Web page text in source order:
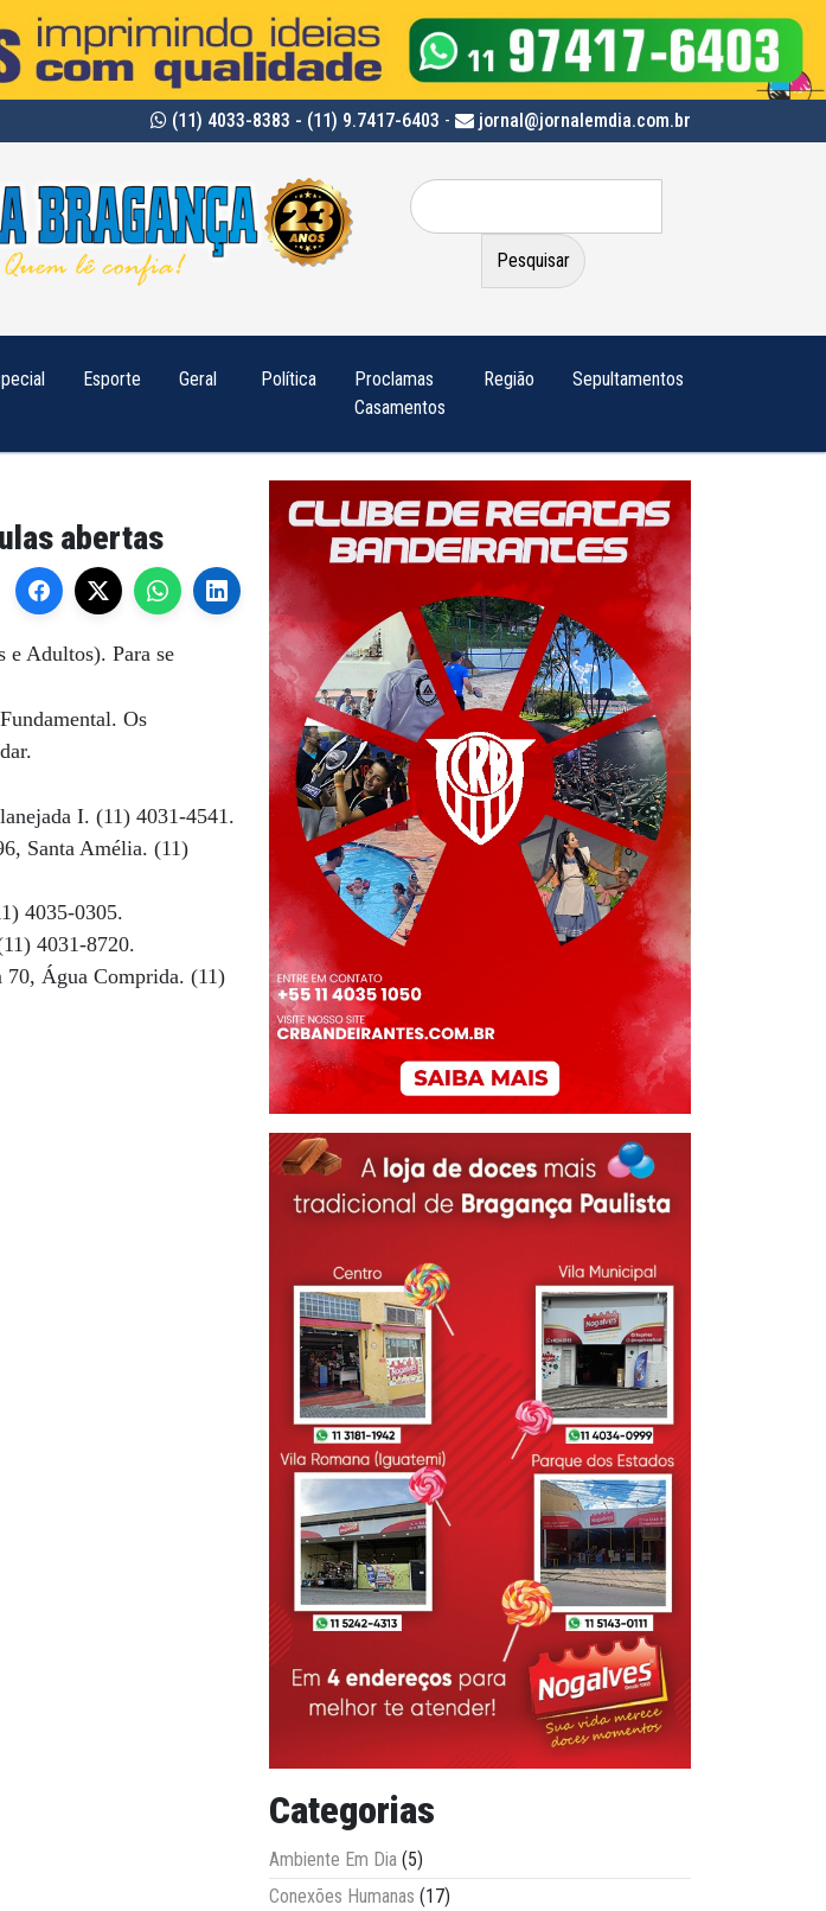
(11) 4033-8383 - (11) 9.7417-6403 - jornal@jornalemdia.com.br
Pesquisar
por:
Esporte Geral Política
Proclamas
Casamentos
Região Sepultamentos
abertas
e Adultos). Para se
Os
I. (11) 4031-4541.
Santa Amélia. (11)
4035-0305.
4031-8720.
Água Comprida. (11)
Categorias
Ambiente Em Dia (5)
Conexões Humanas (17)